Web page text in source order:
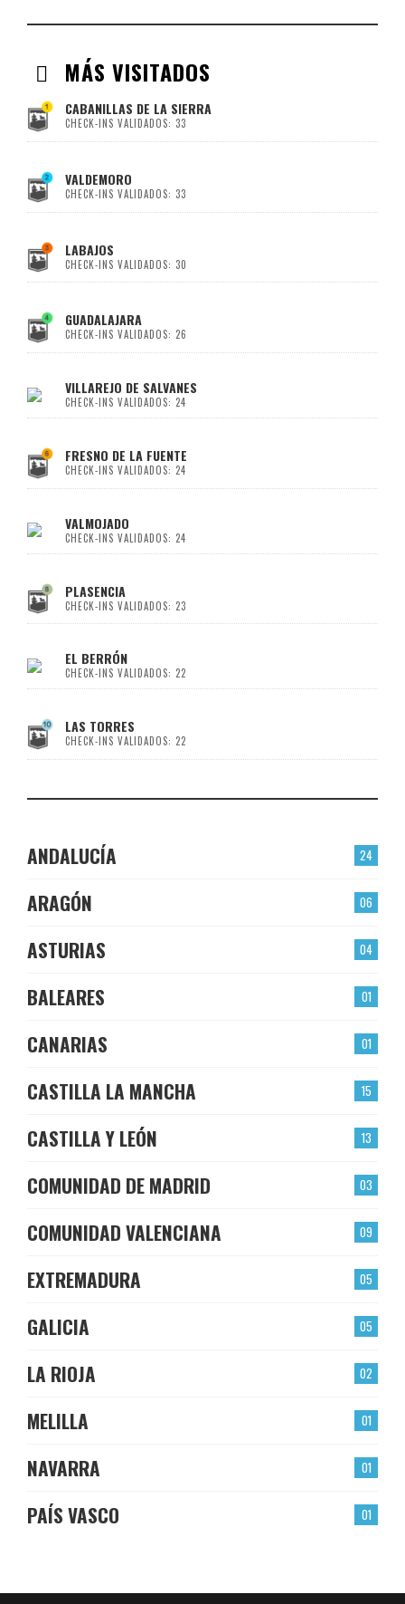
MÁS VISITADOS
CABANILLAS DE LA SIERRA
CHECK-INS VALIDADOS: 33
VALDEMORO
CHECK-INS VALIDADOS: 33
LABAJOS
CHECK-INS VALIDADOS: 30
GUADALAJARA
CHECK-INS VALIDADOS: 26
VILLAREJO DE SALVANES
CHECK-INS VALIDADOS: 24
FRESNO DE LA FUENTE
CHECK-INS VALIDADOS: 24
VALMOJADO
CHECK-INS VALIDADOS: 24
PLASENCIA
CHECK-INS VALIDADOS: 23
EL BERRÓN
CHECK-INS VALIDADOS: 22
LAS TORRES
CHECK-INS VALIDADOS: 22
24
ANDALUCÍA
06
ARAGÓN
04
ASTURIAS
01
BALEARES
01
CANARIAS
15
CASTILLA LA MANCHA
13
CASTILLA Y LEÓN
03
COMUNIDAD DE MADRID
09
COMUNIDAD VALENCIANA
05
EXTREMADURA
05
GALICIA
02
LA RIOJA
01
MELILLA
01
NAVARRA
01
PAÍS VASCO